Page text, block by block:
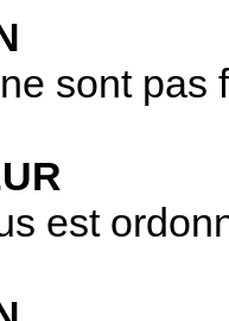
sont pas
est